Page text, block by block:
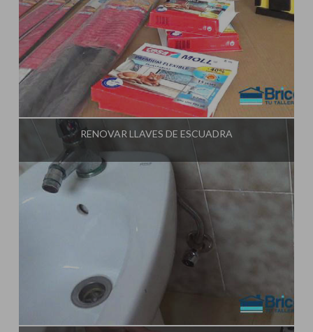
Influencer: Tu Taller de Bricolaje
RENOVAR LLAVES DE ESCUADRA
Influencer: Tu Taller de Bricolaje